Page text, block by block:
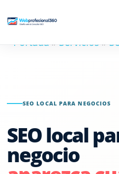
to
mainPortada » Servicios »
SEO LOCAL PARA NEGOCIOS
SEO local
negocio